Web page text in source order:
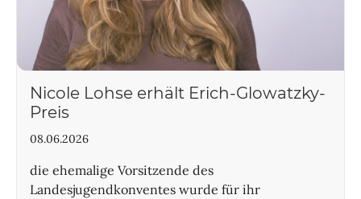
Nicole Lohse erhält Erich-Glowatzky-
Preis
08.06.2026
die ehemalige Vorsitzende des
Landesjugendkonventes wurde für ihr